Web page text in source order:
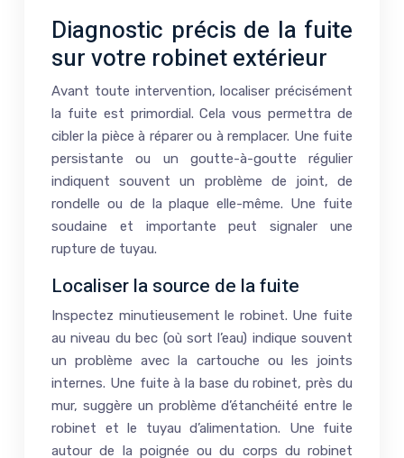
Diagnostic précis de la fuite
sur votre robinet extérieur
Avant toute intervention, localiser précisément
la fuite est primordial. Cela vous permettra de
cibler la pièce à réparer ou à remplacer. Une fuite
persistante ou un goutte-à-goutte régulier
indiquent souvent un problème de joint, de
rondelle ou de la plaque elle-même. Une fuite
soudaine et importante peut signaler une
rupture de tuyau.
Localiser la source de la fuite
Inspectez minutieusement le robinet. Une fuite
au niveau du bec (où sort l’eau) indique souvent
un problème avec la cartouche ou les joints
internes. Une fuite à la base du robinet, près du
mur, suggère un problème d’étanchéité entre le
robinet et le tuyau d’alimentation. Une fuite
autour de la poignée ou du corps du robinet